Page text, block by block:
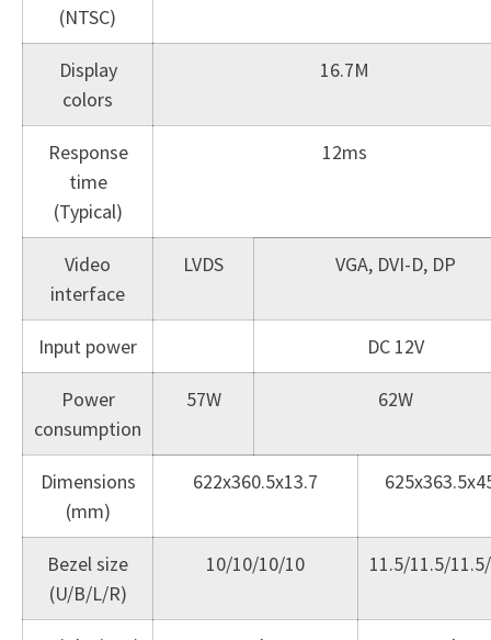
(NTSC)
Display
colors
16.7M
Response
time
(Typical)
12ms
Video
interface
LVDS VGA, DVI-D, DP
Input power DC 12V
Power
consumption
57W 62W
Dimensions
(mm)
622x360.5x13.7
Bezel size
(U/B/L/R)
10/10/10/10 11.5/11.5/